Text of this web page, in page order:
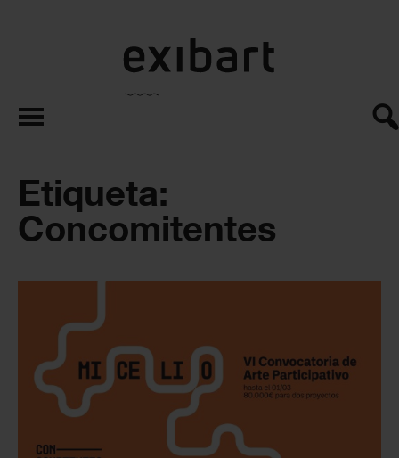
exibart.es
Etiqueta:
Concomitentes